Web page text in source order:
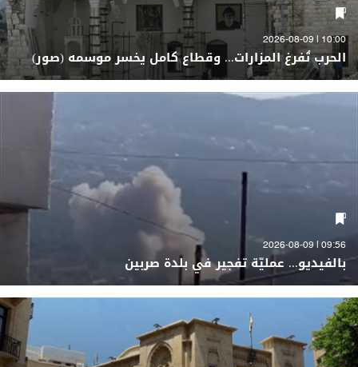
10:00 | 2026-08-09
الحرب تُفرغ المزارات... وقطاع كامل يخسر موسمه (صور)
09:56 | 2026-08-09
بالفيديو... عمليّة تفجير في بلدة صربين